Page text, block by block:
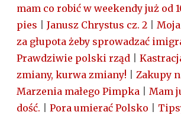
mam co robić w weekendy już od
pies
Janusz Chrystus cz. 2
za głupota żeby sprowadzać
Prawdziwie polski rząd
zmiany, kurwa zmiany!
Zakupy
Marzenia małego Pimpka
Mam
dość.
Pora umierać Polsko